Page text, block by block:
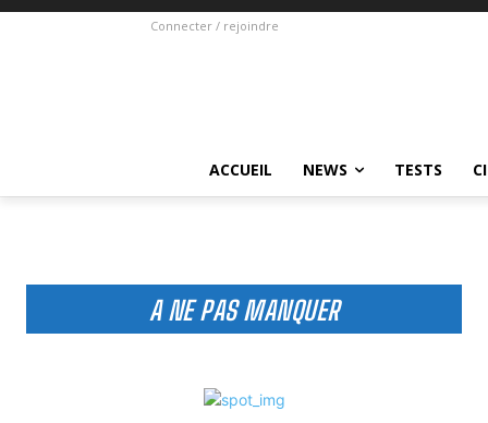
Connecter / rejoindre
ACCUEIL NEWS TESTS
A NE PAS MANQUER